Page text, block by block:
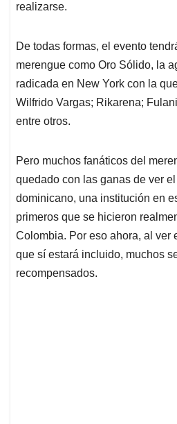
realizarse.
De todas formas, el evento
merengue como Oro Sólido, la
radicada en New York con la
Wilfrido Vargas; Rikarena;
entre otros.
Pero muchos fanáticos del
quedado con las ganas de ver
dominicano, una institución en
primeros que se hicieron
Colombia. Por eso ahora, al ver
que sí estará incluido, muchos
recompensados.